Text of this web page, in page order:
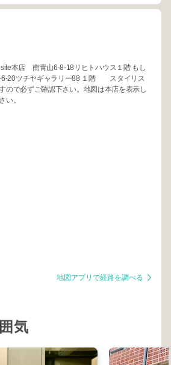
本店 南青山6-8-18リヒトハウス１階 もし
6-20ツチヤギャラリー88 １階 スタイリス
ので必ずご確認下さい。地図は本店を表示し
い。
地図アプリで経路を調べる
気